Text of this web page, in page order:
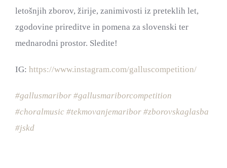
letošnjih zborov, žirije, zanimivosti iz preteklih let,
zgodovine prireditve in pomena za slovenski ter
mednarodni prostor. Sledite!
IG: https://www.instagram.com/galluscompetition/
#gallusmaribor #gallusmariborcompetition
#choralmusic #tekmovanjemaribor #zborovskaglasba
#jskd